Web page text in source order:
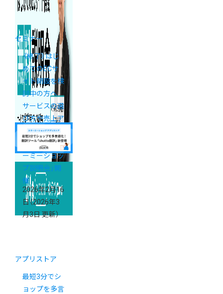
セミナー
《終了》はじ
めてのECサ
イト開設を検
討中の方へ
サービスの選
び方や売上ア
ップの基礎が
学べる「カラ
ーミーショッ
プ説明会」開
催
2026年2月16
日 （2026年3
月3日 更新）
アプリストア
最短3分でシ
ョップを多言